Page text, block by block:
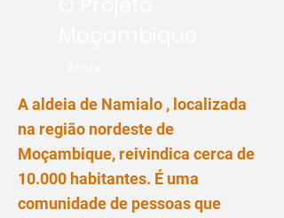
A aldeia de Namialo , localizada
na região nordeste de
Moçambique, reivindica cerca de
10.000 habitantes. É uma
comunidade de pessoas que